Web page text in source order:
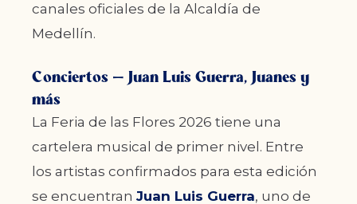
canales oficiales de la Alcaldía de
Medellín.
Conciertos — Juan Luis Guerra, Juanes y
más
La Feria de las Flores 2026 tiene una
cartelera musical de primer nivel. Entre
los artistas confirmados para esta edición
se encuentran Juan Luis Guerra, uno de